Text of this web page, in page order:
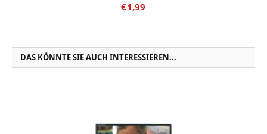
€1,99
DAS KÖNNTE SIE AUCH INTERESSIEREN...